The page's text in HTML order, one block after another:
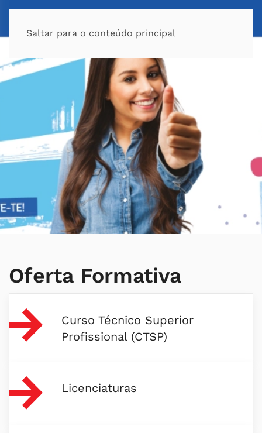
Saltar para o conteúdo principal
Oferta Formativa
Curso Técnico Superior
Profissional (CTSP)
Licenciaturas